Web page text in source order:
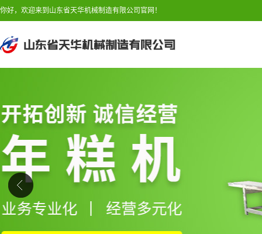
你好，欢迎来到山东省天华机械制造有限公司官网！